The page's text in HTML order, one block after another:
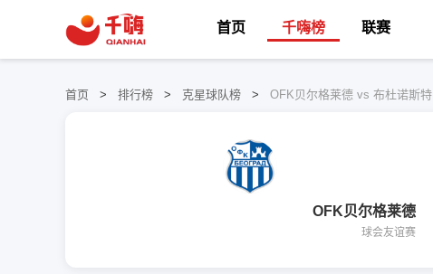
首页 千嗨榜 联赛
首页 > 排行榜 > 克星球队榜 > OFK贝尔格莱德 vs 布杜诺斯特
OFK贝尔格莱德
球会友谊赛